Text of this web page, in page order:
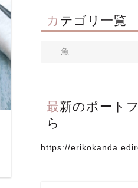
カテゴリ一覧
最新のポートフォリオはこち
ら
https://